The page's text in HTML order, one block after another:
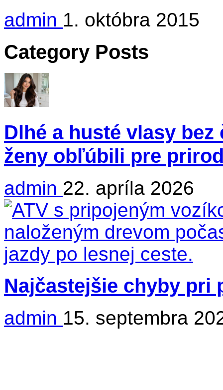
admin 1. októbra 2015
Category Posts
Dlhé a husté vlasy
ženy obľúbili pre
admin 22. apríla 2026
Najčastejšie chyby pri
admin 15. septembra